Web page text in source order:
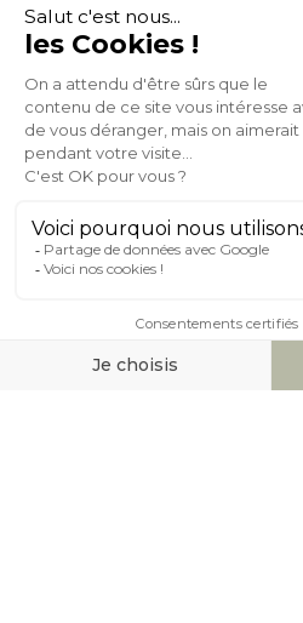
Expéditionen
24/72h